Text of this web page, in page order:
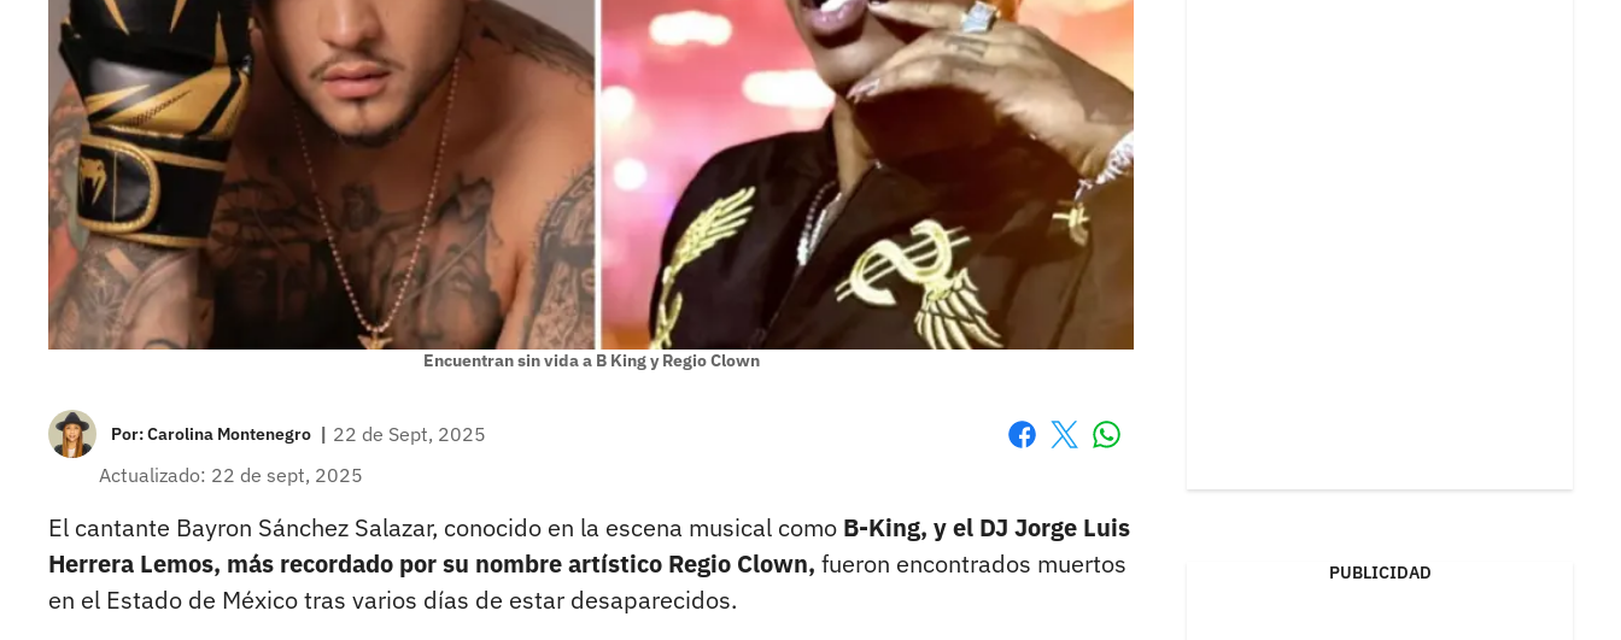
Encuentran sin vida a B King y Regio Clown
Por:Carolina Montenegro | 22 de Sept, 2025
Actualizado: 22 de sept, 2025
El cantante Bayron Sánchez Salazar, conocido en la escena musical como B-King, y el DJ Jorge Luis
Herrera Lemos, más recordado por su nombre artístico Regio Clown, fueron encontrados muertos
en el Estado de México tras varios días de estar desaparecidos.
PUBLICIDAD